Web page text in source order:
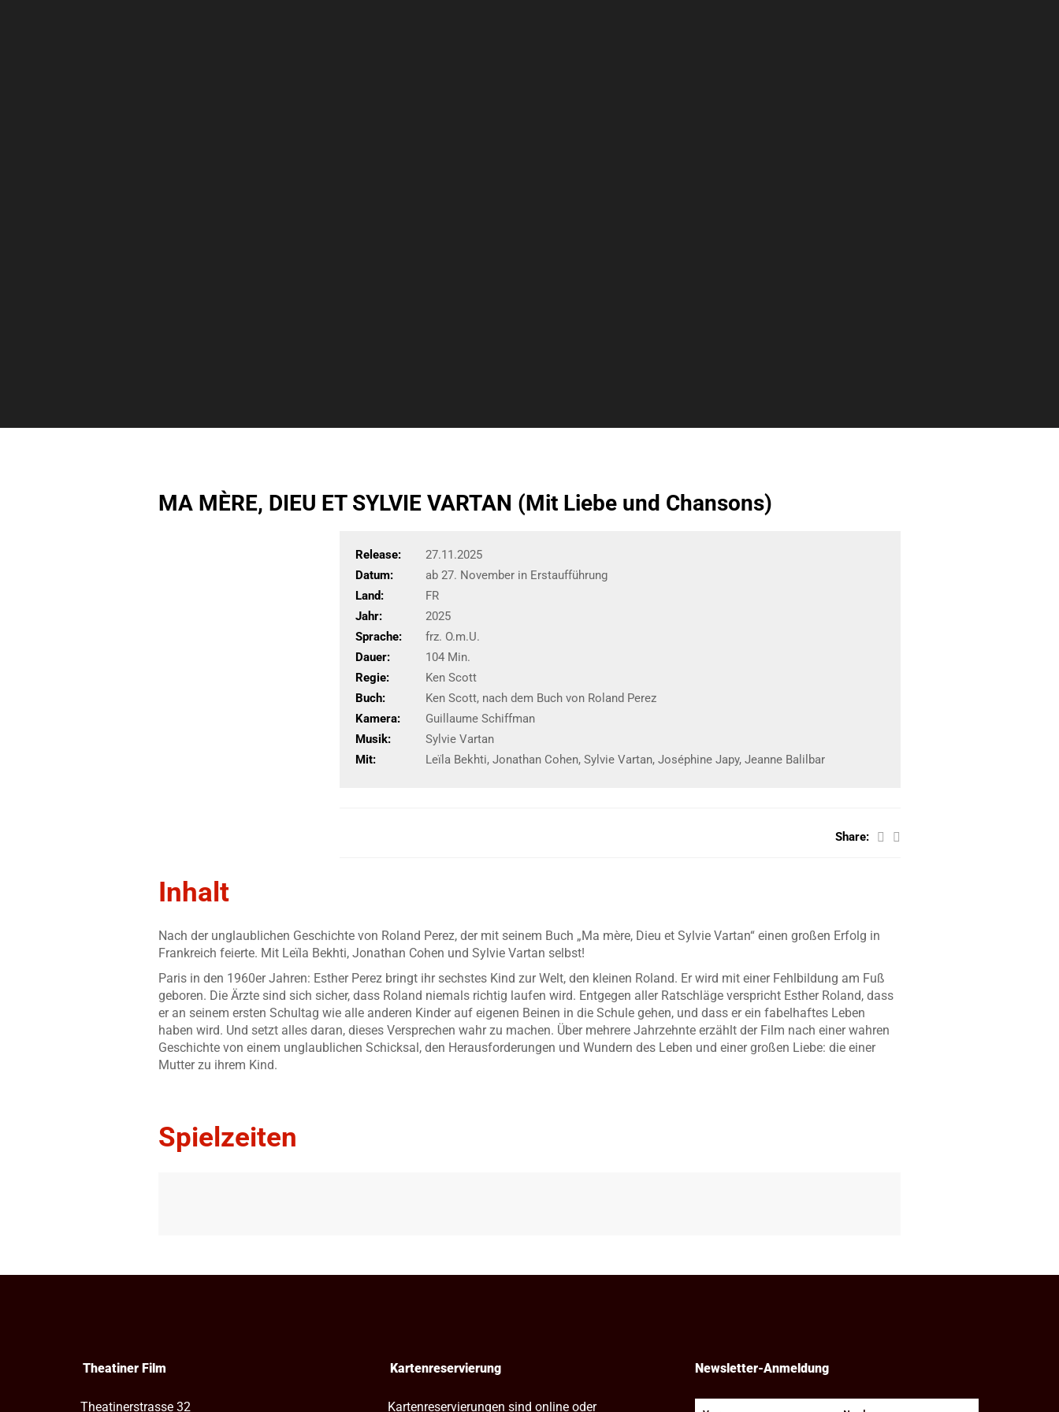
MA MÈRE, DIEU ET SYLVIE VARTAN (Mit Liebe und Chansons)
Release:
27.11.2025
Datum:
ab 27. November in Erstaufführung
Land:
FR
Jahr:
2025
Sprache:
frz. O.m.U.
Dauer:
104 Min.
Regie:
Ken Scott
Buch:
Ken Scott, nach dem Buch von Roland Perez
Kamera:
Guillaume Schiffman
Musik:
Sylvie Vartan
Mit:
Leïla Bekhti, Jonathan Cohen, Sylvie Vartan, Joséphine Japy, Jeanne Balilbar
Share:
Inhalt
Nach der unglaublichen Geschichte von Roland Perez, der mit seinem Buch „Ma mère, Dieu et Sylvie Vartan“ einen großen Erfolg in
Frankreich feierte. Mit Leïla Bekhti, Jonathan Cohen und Sylvie Vartan selbst!
Paris in den 1960er Jahren: Esther Perez bringt ihr sechstes Kind zur Welt, den kleinen Roland. Er wird mit einer Fehlbildung am Fuß
geboren. Die Ärzte sind sich sicher, dass Roland niemals richtig laufen wird. Entgegen aller Ratschläge verspricht Esther Roland, dass
er an seinem ersten Schultag wie alle anderen Kinder auf eigenen Beinen in die Schule gehen, und dass er ein fabelhaftes Leben
haben wird. Und setzt alles daran, dieses Versprechen wahr zu machen. Über mehrere Jahrzehnte erzählt der Film nach einer wahren
Geschichte von einem unglaublichen Schicksal, den Herausforderungen und Wundern des Leben und einer großen Liebe: die einer
Mutter zu ihrem Kind.
Spielzeiten
Theatiner Film
Theatinerstrasse 32
Kartenreservierung
Kartenreservierungen sind online oder
Newsletter-Anmeldung